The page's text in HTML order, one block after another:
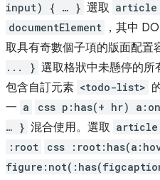
input) { … } 選取 article
documentElement ，其中
取具有奇數個子項的版面配置
... } 選取格狀中未懸停的所
包含自訂元素 <todo-list>
一 a css p:has(+ hr)
… } 混合使用。選取 article
:root css